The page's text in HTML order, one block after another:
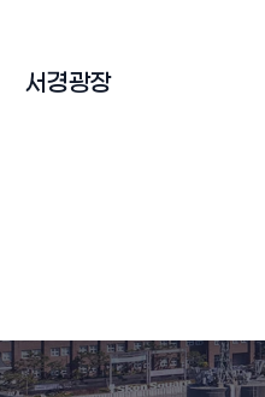
서경광장